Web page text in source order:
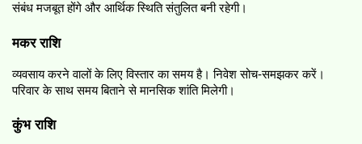
संबंध मजबूत होंगे और आर्थिक स्थिति संतुलित बनी रहेगी।
मकर राशि
व्यवसाय करने वालों के लिए विस्तार का समय है। निवेश सोच-समझकर करें।
परिवार के साथ समय बिताने से मानसिक शांति मिलेगी।
कुंभ राशि